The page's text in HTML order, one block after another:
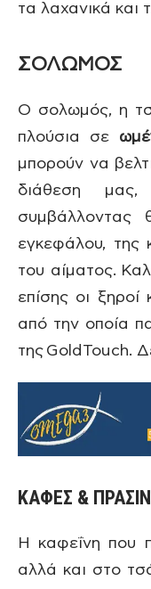
τα λαχανικά και
ΣΟΛΩΜΟΣ
Ο σολωμός, η
πλούσια σε
μπορούν να
διάθεση μας,
συμβάλλοντας
εγκεφάλου, της
του αίματος.
επίσης οι ξηροί
από την οποία
της GoldTouch.
ΚΑΦΕΣ &
Η καφεΐνη που
αλλά και στο